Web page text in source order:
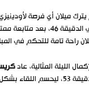
ميلان أي فرصة
في الدقيقة 46،
راحة تامة للتحكم في
الليلة المثالية، عاد
كامل ويضمن لميلان ثلاث نقاط ثمينة من ملعب صعب.